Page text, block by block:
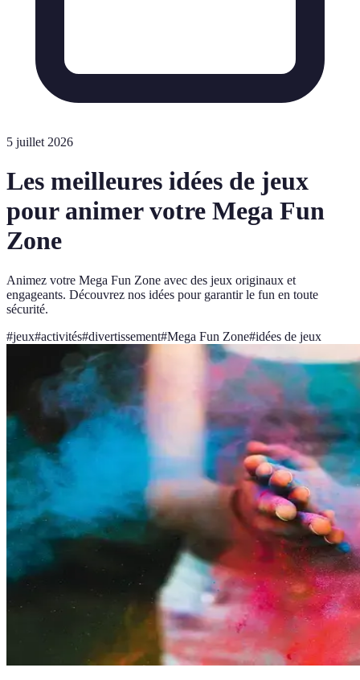
5 juillet 2026
Les meilleures idées de jeux
pour animer votre Mega Fun
Zone
Animez votre Mega Fun Zone avec des jeux originaux et
engageants. Découvrez nos idées pour garantir le fun en toute
sécurité.
#jeux#activités#divertissement#Mega Fun Zone#idées de jeux